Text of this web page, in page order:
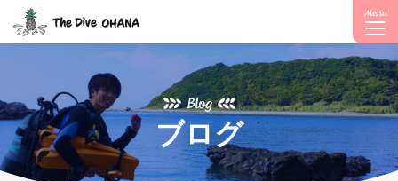
Menu
Blog
ブログ